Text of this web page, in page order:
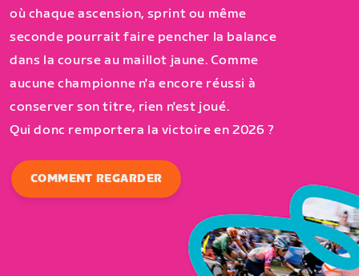
où chaque ascension, sprint ou même
seconde pourrait faire pencher la balance
dans la course au maillot jaune. Comme
aucune championne n'a encore réussi à
conserver son titre, rien n'est joué.
Qui donc remportera la victoire en 2026 ?
COMMENT REGARDER